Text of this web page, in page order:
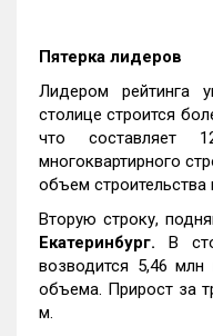
Пятерка лидеров
Лидером рейтинга
столице строится
что составляет
многоквартирного
объем
Вторую строку,
Екатеринбург. В
возводится 5,46
объема. Прирост за
м.